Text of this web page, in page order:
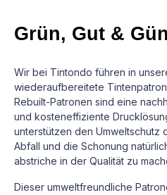
Grün, Gut &
Wir bei Tintondo führen in
wiederaufbereitete
Rebuilt-Patronen sind eine
und kosteneffiziente
unterstützen den Umweltschutz
Abfall und die Schonung
abstriche in der Qualität zu
Dieser umweltfreundliche